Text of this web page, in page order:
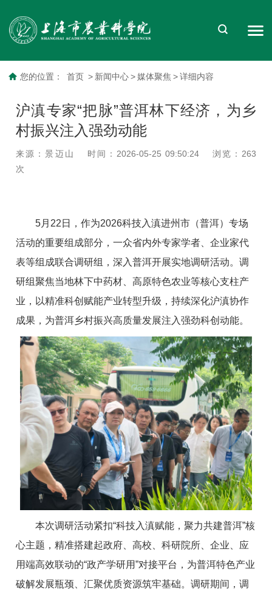
您的位置： 首页 > 新闻中心 > 媒体聚焦 > 详细内容
沪滇专家“把脉”普洱林下经济，为乡
村振兴注入强劲动能
来源：景迈山 时间：2026-05-25 09:50:24 浏览： 263
次
5月22日，作为2026科技入滇进州市（普洱）专场
活动的重要组成部分，一众省内外专家学者、企业家代
表等组成联合调研组，深入普洱开展实地调研活动。调
研组聚焦当地林下中药材、高原特色农业等核心支柱产
业，以精准科创赋能产业转型升级，持续深化沪滇协作
成果，为普洱乡村振兴高质量发展注入强劲科创动能。
本次调研活动紧扣“科技入滇赋能，聚力共建普洱”核
心主题，精准搭建起政府、高校、科研院所、企业、应
用端高效联动的“政产学研用”对接平台，为普洱特色产业
破解发展瓶颈、汇聚优质资源筑牢基础。调研期间，调